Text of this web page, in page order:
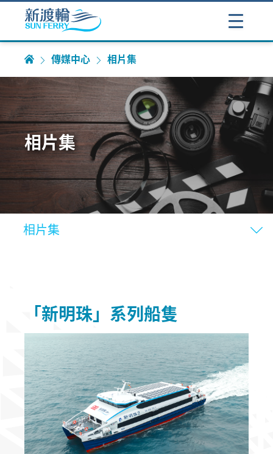
傳媒中心 相片集
相片集
相片集
「新明珠」系列船隻